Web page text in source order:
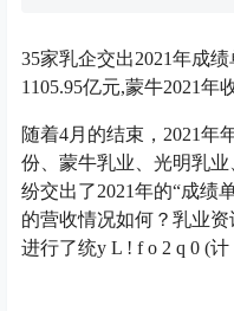
35家乳企交出2021年成
1105.95亿元,蒙牛2021年
随着4月的结束，2021年
份、蒙牛乳业、光明乳
纷交出了2021年的“成绩
的营收情况如何？乳业
进行了统y L ! f o 2 q 0 (计